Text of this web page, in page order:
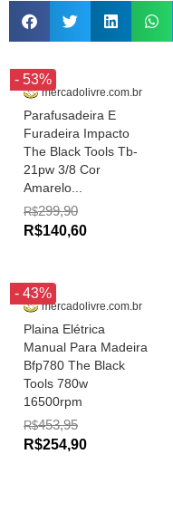
- 53%
mercadolivre.com.br
Parafusadeira E
Furadeira Impacto
The Black Tools Tb-
21pw 3/8 Cor
Amarelo...
R$299,90
R$140,60
- 43%
mercadolivre.com.br
Plaina Elétrica
Manual Para Madeira
Bfp780 The Black
Tools 780w
16500rpm
R$453,95
R$254,90